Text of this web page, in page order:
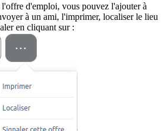
d'emploi, vous pouvez l'ajouter à
à un ami, l'imprimer, localiser le lieu
en cliquant sur :